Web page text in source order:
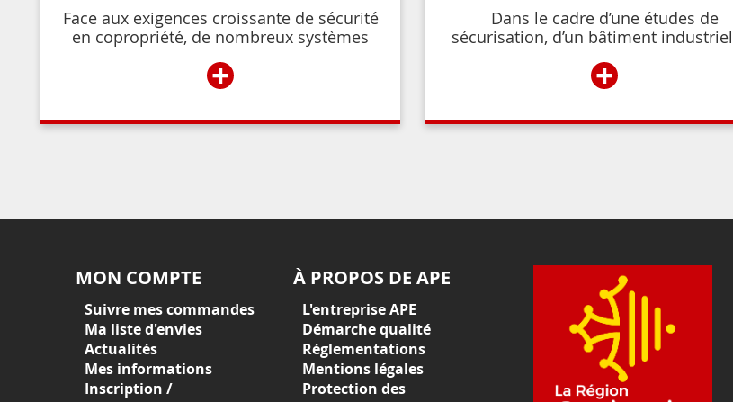
Face aux exigences croissante de sécurité
en copropriété, de nombreux systèmes
l’accès à l’immeuble aux résidents ou aux
personnes autorisées par ces derniers.
+
Dans le cadre d’une études de
sécurisation, d’un bâtiment
du public,
+
MON COMPTE
Suivre mes commandes
Ma liste d'envies
Actualités
Mes informations
Inscription /
À PROPOS DE APE
L'entreprise APE
Démarche qualité
Réglementations
Mentions légales
Protection des